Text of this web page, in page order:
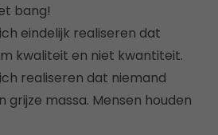
bang!
eindelijk realiseren dat
kwaliteit en niet kwantiteit.
realiseren dat niemand
grijze massa. Mensen houden